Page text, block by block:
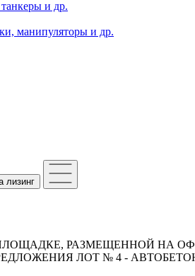
и др.
манипуляторы и др.
лизинг
ПЛОЩАДКЕ, РАЗМЕЩЕННОЙ НА
ЛОТ № 4 -